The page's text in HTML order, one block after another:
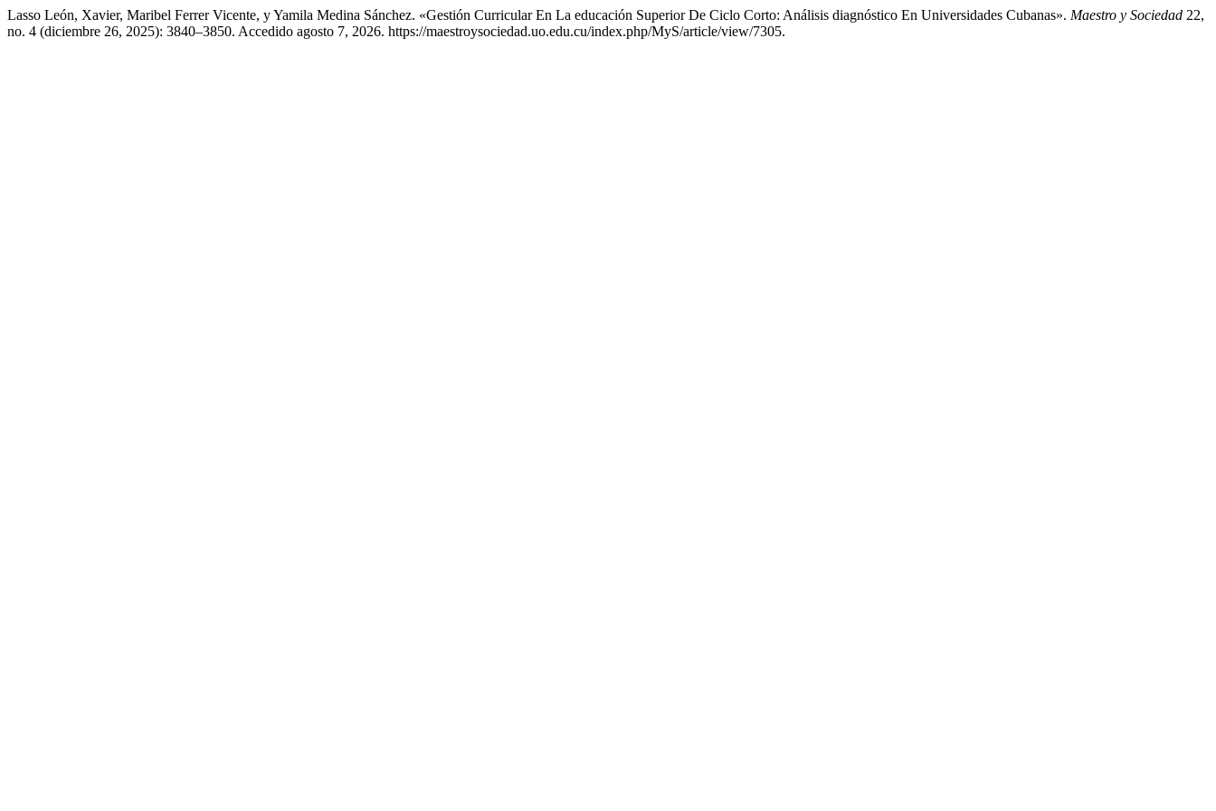
Lasso León, Xavier, Maribel Ferrer Vicente, y Yamila Medina Sánchez. «Gestión Curricular En La educación Superior De Ciclo Corto: Análisis diagnóstico En Universidades Cubanas». Maestro y Sociedad 22,
no. 4 (diciembre 26, 2025): 3840–3850. Accedido agosto 7, 2026. https://maestroysociedad.uo.edu.cu/index.php/MyS/article/view/7305.